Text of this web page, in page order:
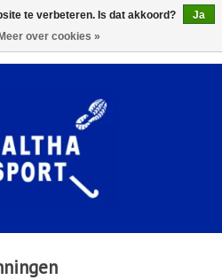
te verbeteren. Is dat akkoord?
Ja
Meer over cookies »